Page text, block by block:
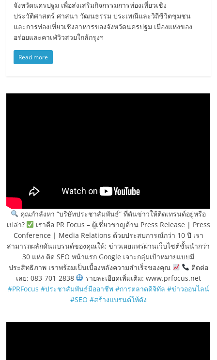
จังหวัดนครปฐม เพื่อส่งเสริมกิจกรรมการท่องเที่ยวเชิง
ประวัติศาสตร์ ศาสนา วัฒนธรรม ประเพณีและวิถีชีวิตชุมชน
และการท่องเที่ยวเชิงอาหารของจังหวัดนครปฐม เมืองแห่งของ
อร่อยและคาเฟ่วิวสวยใกล้กรุงฯ
Read more
คุณกำลังหา “บริษัทประชาสัมพันธ์” ที่ดันข่าวให้ติดเทรนด์อยู่หรือ
เปล่า?
เราคือ PR Focus – ผู้เชี่ยวชาญด้าน Press Release | Press
Conference | Media Relations ด้วยประสบการณ์กว่า 10 ปี เรา
สามารถผลักดันแบรนด์ของคุณให้: ข่าวเผยแพร่ผ่านเว็บไซต์ชั้นนำกว่า
30 แห่ง ติด SEO หน้าแรก Google เจาะกลุ่มเป้าหมายแบบมี
ประสิทธิภาพ เราพร้อมเป็นเบื้องหลังความสำเร็จของคุณ
ติดต่อ
เลย: 083-701-2838
รายละเอียดเพิ่มเติม: www.prfocus.net
#PRFocus #ประชาสัมพันธ์มืออาชีพ #การตลาดดิจิทัล #ข่าวออนไลน์
#SEO #สร้างแบรนด์ให้ดัง